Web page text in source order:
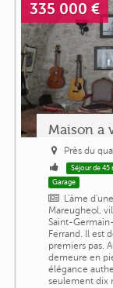
335 000 €
Maison a
Près du
Séjour de 45
Garage
L'âme
Mareugheol,
Saint-
Ferrand. Il est
premiers pas.
demeure en
élégance
seulement dix